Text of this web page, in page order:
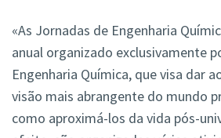
«As Jornadas de Engenharia
anual organizado exclusivamente
Engenharia Química, que visa dar
visão mais abrangente do mundo
como aproximá-los da vida pós-